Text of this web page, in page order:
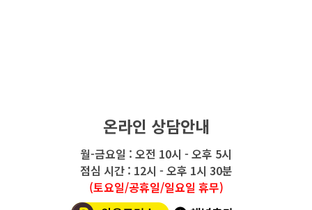
온라인 상담안내
월-금요일 : 오전 10시 - 오후 5시
점심 시간 : 12시 - 오후 1시 30분
(토요일/공휴일/일요일 휴무)